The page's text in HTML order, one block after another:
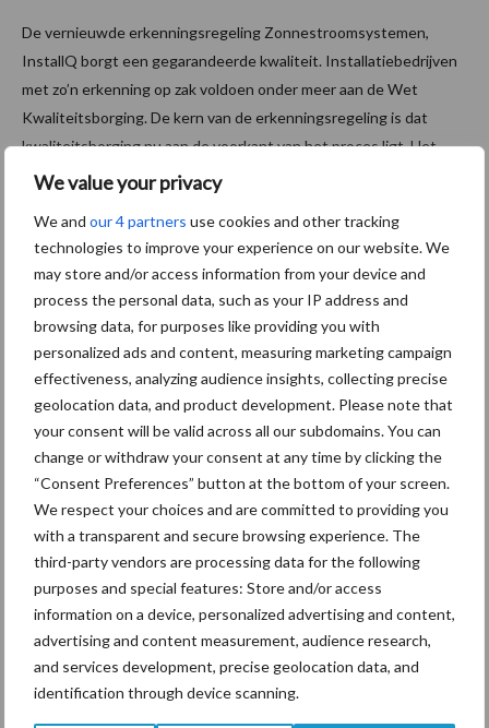
We value your privacy
We and our 4 partners use cookies and other tracking
technologies to improve your experience on our website. We
may store and/or access information from your device and
process the personal data, such as your IP address and
browsing data, for purposes like providing you with
personalized ads and content, measuring marketing campaign
effectiveness, analyzing audience insights, collecting precise
geolocation data, and product development. Please note that
your consent will be valid across all our subdomains. You can
change or withdraw your consent at any time by clicking the
“Consent Preferences” button at the bottom of your screen.
We respect your choices and are committed to providing you
with a transparent and secure browsing experience. The
third-party vendors are processing data for the following
purposes and special features: Store and/or access
information on a device, personalized advertising and content,
advertising and content measurement, audience research,
and services development, precise geolocation data, and
identification through device scanning.
De vernieuwde erkenningsregeling Zonnestroomsystemen,
InstallQ borgt een gegarandeerde kwaliteit. Installatiebedrijven
met zo’n erkenning op zak voldoen onder meer aan de Wet
Kwaliteitsborging. De kern van de erkenningsregeling is dat
kwaliteitsborging nu aan de voorkant van het proces ligt. Het
controleert de meetmethodieken en andere instrumenten voor
afgestemd op de checklist van Scope 12. Beide regelingen
sluiten aan op de kwaliteitsverbetering en ook de veiligheid van
de installatiesector.
Kwaliteitsborging
Met bovenstaande kwaliteitssystemen is er meer duidelijkheid
en eenduidigheid gekomen in de kwaliteitsvoorwaarden van een
PV-systeem. Een waarborg die wordt gedragen door de
Nederlandse verzekeraars en hierdoor niet meer doorschieten in
hun verzekeringsvoorwaarden. “Het blijft belangrijk om vooraf de
verzekeringsvoorwaarden op te vragen bij uw verzekeraar. Veelal
zal deze verwijzen naar een onafhankelijk Scope 12 keuring en
ook een constructieberekening t.a.v. de sterkte van het dak.
Daarnaast wordt er in sommige gevallen extra eisen gesteld
aangaande brandveiligheid en dergelijke. Neem de